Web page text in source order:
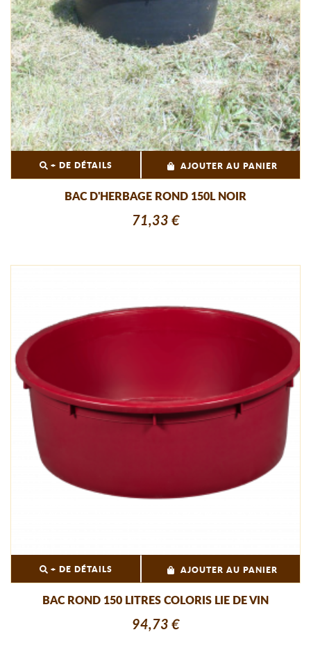
+ DE DÉTAILS AJOUTER AU PANIER
BAC D'HERBAGE ROND 150L NOIR
71,33 €
+ DE DÉTAILS AJOUTER AU PANIER
BAC ROND 150 LITRES COLORIS LIE DE VIN
94,73 €